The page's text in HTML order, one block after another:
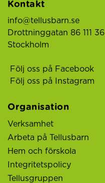
Kontakt
info@tellusbarn.se
Drottninggatan 86 111 36
Stockholm
Följ oss på Facebook
Följ oss på Instagram
Organisation
Verksamhet
Arbeta på Tellusbarn
Hem och förskola
Integritetspolicy
Tellusgruppen